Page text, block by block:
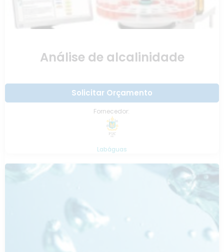
Análise de alcalinidade
Solicitar Orçamento
Fornecedor:
Labáguas